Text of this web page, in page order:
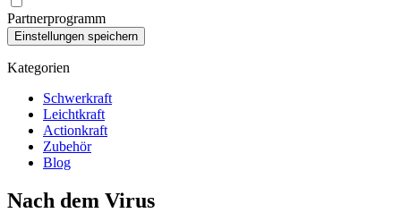
Partnerprogramm
Kategorien
Schwerkraft
Leichtkraft
Actionkraft
Zubehör
Blog
Nach dem Virus